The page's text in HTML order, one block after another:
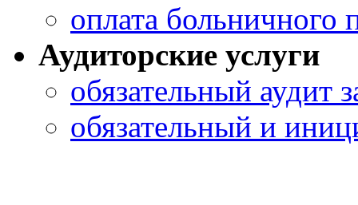
оплата больничного
Аудиторские услуги
обязательный аудит
обязательный и